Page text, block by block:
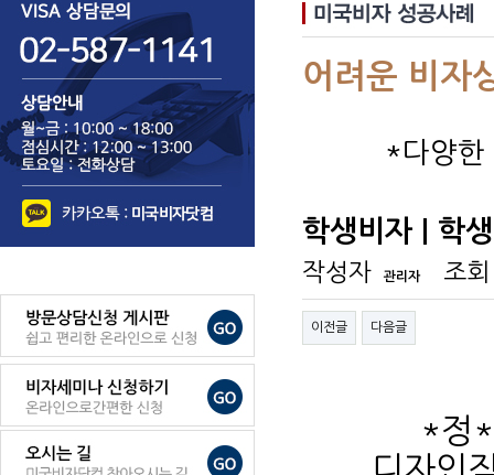
어려운 비자
*다양한
학생비자 | 학
작성자 관리자 조회
이전글 다음글
*정*